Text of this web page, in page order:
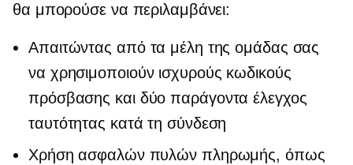
θα μπορούσε να περιλαμβάνει:
Απαιτώντας από τα μέλη της ομάδας σας
να χρησιμοποιούν ισχυρούς κωδικούς
πρόσβασης και δύο παράγοντα έλεγχος
ταυτότητας κατά τη σύνδεση
Χρήση ασφαλών πυλών πληρωμής, όπως